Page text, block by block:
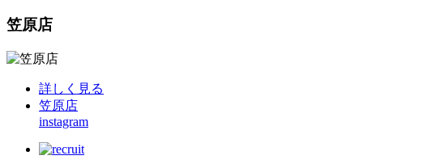
笠原店
詳しく見る
笠原店
instagram